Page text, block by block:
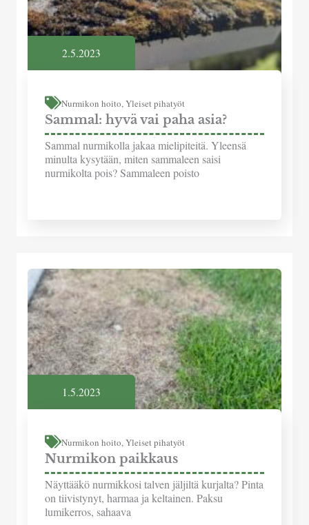
2.5.2023
Nurmikon hoito,Yleiset pihatyöt
Sammal: hyvä vai paha asia?
Sammal nurmikolla jakaa mielipiteitä. Yleensä
minulta kysytään, miten sammaleen saisi
nurmikolta pois? Sammaleen poisto
1.5.2023
Nurmikon hoito,Yleiset pihatyöt
Nurmikon paikkaus
Näyttääkö nurmikkosi talven jäljiltä kurjalta? Pinta
on tiivistynyt, harmaa ja keltainen. Paksu
lumikerros, sahaava